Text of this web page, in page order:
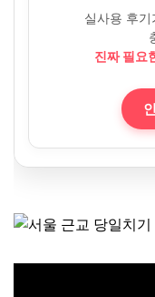
실사용 후
진짜 필요